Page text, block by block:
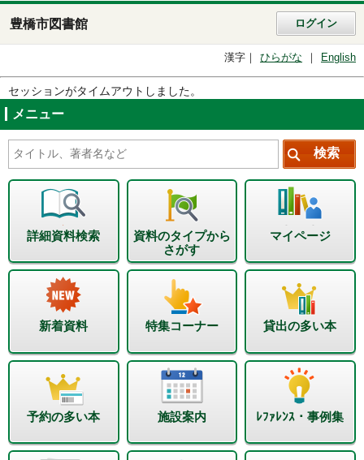
豊橋市図書館 ログイン
漢字 ひらがな English
セッションがタイムアウトしました。
メニュー
詳細資料検索
資料のタイプから
さがす
マイページ
新着資料 特集コーナー 貸出の多い本
予約の多い本 施設案内 ﾚﾌｧﾚﾝｽ・事例集